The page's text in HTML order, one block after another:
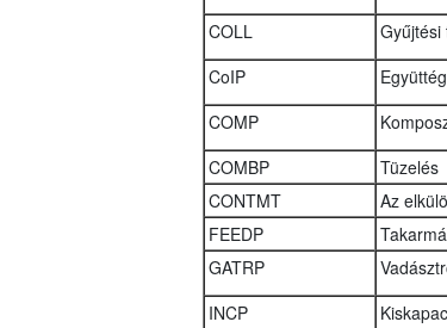
COLL
Gyűjtési
CoIP
COMP
COMBP
Tüzelés
CONTMT
Az
FEEDP
GATRP
INCP